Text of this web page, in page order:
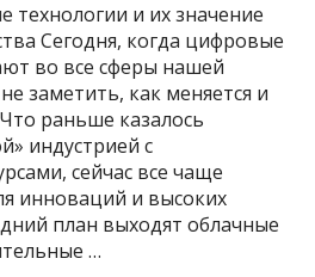
технологии и их значение
Сегодня, когда цифровые
во все сферы нашей
заметить, как меняется и
раньше казалось
индустрией с
сейчас все чаще
инноваций и высоких
план выходят облачные
…